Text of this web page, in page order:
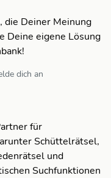
die Deiner Meinung
Deine eigene Lösung
dich an
für
Schüttelrätsel,
und
Suchfunktionen